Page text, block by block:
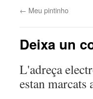
← Meu pintinho
Deixa un
L'adreça
estan marcats